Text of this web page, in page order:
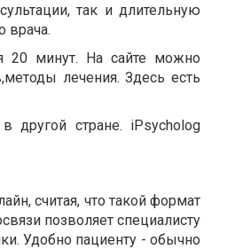
так и длительную
врача.
20 минут. На сайте можно
лечения. Здесь есть
другой стране. iPsycholog
считая, что такой формат
позволяет специалисту
Удобно пациенту - обычно